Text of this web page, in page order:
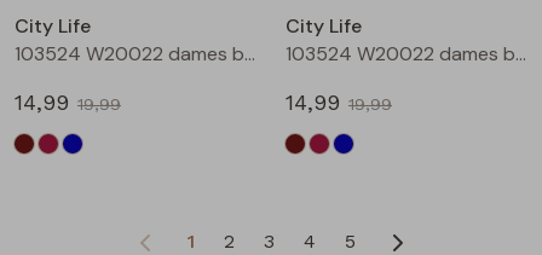
City Life
103524 W20022 dames bloese km Wijnrood
14,99 19,99
City Life
103524 W20022 dames bloese km Marine
14,99 19,99
1 2 3 4 5